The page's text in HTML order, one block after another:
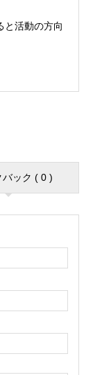
と活動の方向
バック ( 0 )